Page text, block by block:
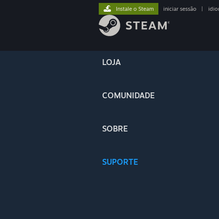
LOJA
COMUNIDADE
SOBRE
SUPORTE
Instale o Steam iniciar sessão